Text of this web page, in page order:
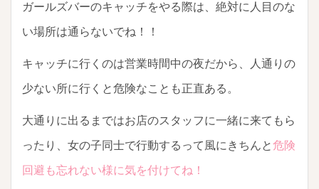
ガールズバーのキャッチをやる際は、絶対に人目のな
い場所は通らないでね！！
キャッチに行くのは営業時間中の夜だから、人通りの
少ない所に行くと危険なことも正直ある。
大通りに出るまではお店のスタッフに一緒に来てもら
ったり、女の子同士で行動するって風にきちんと危険
回避も忘れない様に気を付けてね！